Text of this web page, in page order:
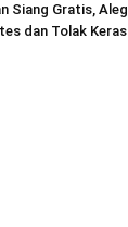
Siang Gratis, Aleg
dan Tolak Keras